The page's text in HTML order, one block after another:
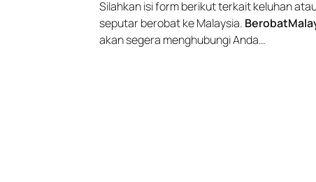
Silahkan isi form berikut terkait keluhan
seputar berobat ke Malaysia.
akan segera menghubungi Anda…